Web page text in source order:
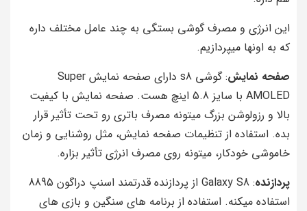
این انرژی و مصرف گوشی بستگی به چند عامل مختلف داره
که به اونها میپردازیم.
صفحه نمایش
: گوشی s8 دارای صفحه نمایش Super
AMOLED با سایز 5.8 اینچ هست. صفحه نمایش با کیفیت
بالا و رزولوشن بزرگ میتونه مصرف باتری رو تحت تأثیر قرار
بده. استفاده از تنظیمات صفحه نمایش، مثل روشنایی و زمان
خاموشی خودکار، میتونه روی مصرف انرژی تأثیر بزاره.
پردازنده
: Galaxy S8 از پردازنده قدرتمند اسنپ دراگون 8895
استفاده میکنه. استفاده از برنامه‌ های سنگین و بازی‌ های